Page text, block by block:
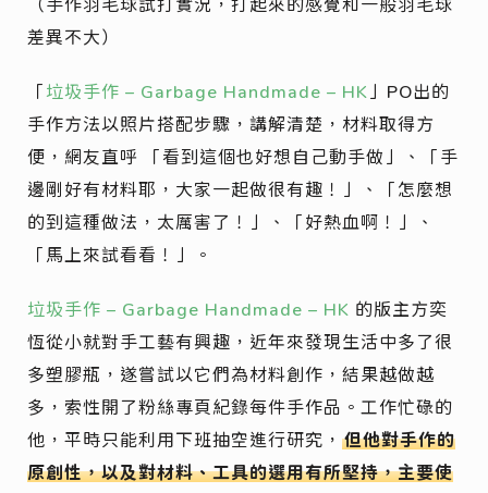
差異不大）
「 垃圾手作 – Garbage Handmade – HK 」PO出的
手作方法以照片搭配步驟，講解清楚，材料取得方
便，網友直呼 「看到這個也好想自己動手做」、「手
邊剛好有材料耶，大家一起做很有趣！」、「怎麼想
的到這種做法，太厲害了！」、「好熱血啊！」、
「馬上來試看看！」。
垃圾手作 – Garbage Handmade – HK 的版主方奕
恆從小就對手工藝有興趣，近年來發現生活中多了很
多塑膠瓶，遂嘗試以它們為材料創作，結果越做越
多，索性開了粉絲專頁紀錄每件手作品。工作忙碌的
他，平時只能利用下班抽空進行研究，但他對手作的
原創性，以及對材料、工具的選用有所堅持，主要使